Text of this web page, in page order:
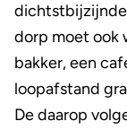
dichtstbijzijnde
dorp moet ook
bakker, een
loopafstand
De daarop